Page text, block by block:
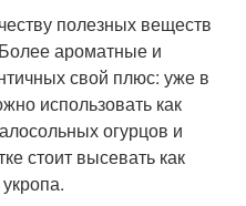
полезных веществ
ароматные и
свой плюс: уже в
использовать как
огурцов и
стоит высевать как